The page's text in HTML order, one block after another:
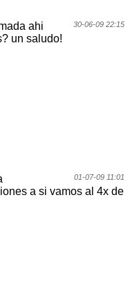
30-06-09 22:15
ahi
un saludo!
01-07-09 11:01
a si vamos al 4x de